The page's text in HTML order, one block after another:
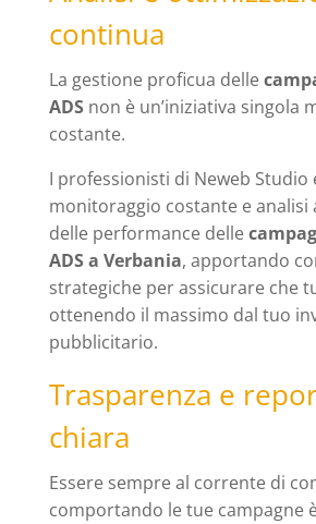
continua
La gestione proficua delle
ADSnon è un’iniziativa singola
costante.
I professionisti di Neweb
monitoraggio costante e
delle performance delle
ADS a Verbania, apportando
strategiche per assicurare che
ottenendo il massimo dal tuo
pubblicitario.
Trasparenza e
chiara
Essere sempre al corrente di
comportando le tue campagne